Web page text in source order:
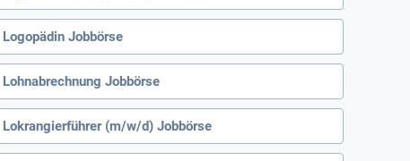
Logopädin Jobbörse
Lohnabrechnung Jobbörse
Lokrangierführer (m/w/d) Jobbörse